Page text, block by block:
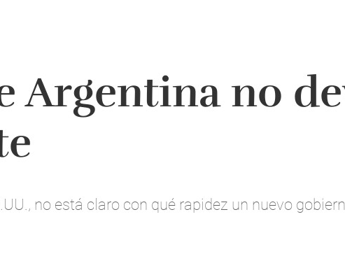
Argentina no
no está claro con qué rapidez un nuevo